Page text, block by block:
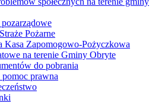
Pożarne
Kasa Zapomogowo-Pożyczkowa
na terenie Gminy Obryte
do pobrania
pomoc prawna